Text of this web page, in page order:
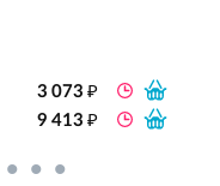
3 073₽
9 413₽